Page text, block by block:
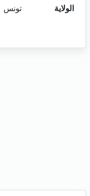
الولاية
تونس